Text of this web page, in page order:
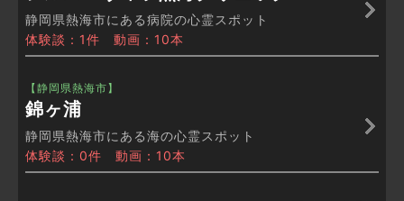
静岡県熱海市にある病院の心霊スポット
体験談：1件 動画：10本
【静岡県熱海市】
錦ヶ浦
静岡県熱海市にある海の心霊スポット
体験談：0件 動画：10本